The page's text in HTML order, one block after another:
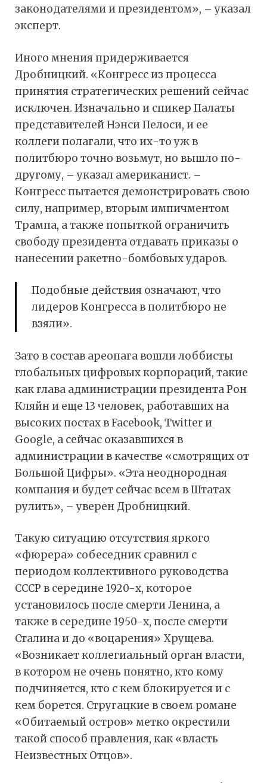
законодателями и президентом», – указал
эксперт.
Иного мнения придерживается
Дробницкий. «Конгресс из процесса
принятия стратегических решений сейчас
исключен. Изначально и спикер Палаты
представителей Нэнси Пелоси, и ее
коллеги полагали, что их-то уж в
политбюро точно возьмут, но вышло по-
другому, – указал американист. –
Конгресс пытается демонстрировать свою
силу, например, вторым импичментом
Трампа, а также попыткой ограничить
свободу президента отдавать приказы о
нанесении ракетно-бомбовых ударов.
Подобные действия означают, что
лидеров Конгресса в политбюро не
взяли».
Зато в состав ареопага вошли лоббисты
глобальных цифровых корпораций, такие
как глава администрации президента Рон
Кляйн и еще 13 человек, работавших на
высоких постах в Facebook, Twitter и
Google, а сейчас оказавшихся в
администрации в качестве «смотрящих от
Большой Цифры». «Эта неоднородная
компания и будет сейчас всем в Штатах
рулить», – уверен Дробницкий.
Такую ситуацию отсутствия яркого
«фюрера» собеседник сравнил с
периодом коллективного руководства
СССР в середине 1920-х, которое
установилось после смерти Ленина, а
также в середине 1950-х, после смерти
Сталина и до «воцарения» Хрущева.
«Возникает коллегиальный орган власти,
в котором не очень понятно, кто кому
подчиняется, кто с кем блокируется и с
кем борется. Стругацкие в своем романе
«Обитаемый остров» метко окрестили
такой способ правления, как «власть
Неизвестных Отцов».